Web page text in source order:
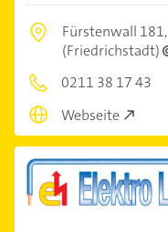
Fürstenwall 181,
(Friedrichstadt)
0211 38 17 43
Webseite